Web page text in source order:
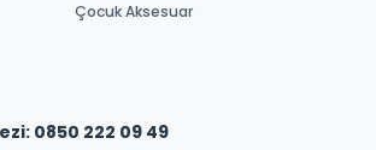
Çocuk Aksesuar
0850 222 09 49